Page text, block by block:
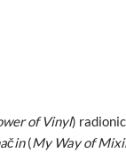
of Vinyl)
(My Way of